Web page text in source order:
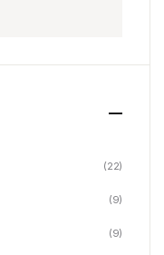
(22)
(9)
(9)